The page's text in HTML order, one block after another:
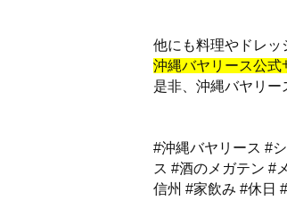
他にも料理やドレッ
沖縄バヤリース公式
是非、沖縄バヤリー
#沖縄バヤリース #
ス #酒のメガテン #
信州 #家飲み #休日